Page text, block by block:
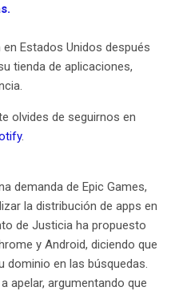
Estados Unidos después
tienda de aplicaciones,
olvides de seguirnos en
.
demanda de Epic Games,
la distribución de apps en
de Justicia ha propuesto
y Android, diciendo que
dominio en las búsquedas.
apelar, argumentando que